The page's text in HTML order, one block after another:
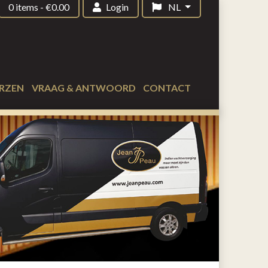
0 items -€0.00 Login NL
VRAAG & ANTWOORD CONTACT